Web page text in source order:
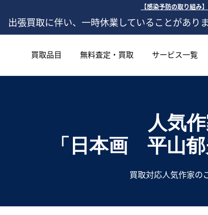
【感染予防の取り組み
出張買取に伴い、一時休業していることがあり
買取品目 無料査定・買取 サービス一覧
人気
「日本画 平山郁
買取対応人気作家の